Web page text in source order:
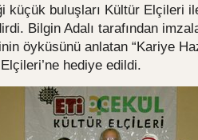
küçük buluşları Kültür Elçileri
Bilgin Adalı tarafından
öyküsünü anlatan “Kariye
hediye edildi.